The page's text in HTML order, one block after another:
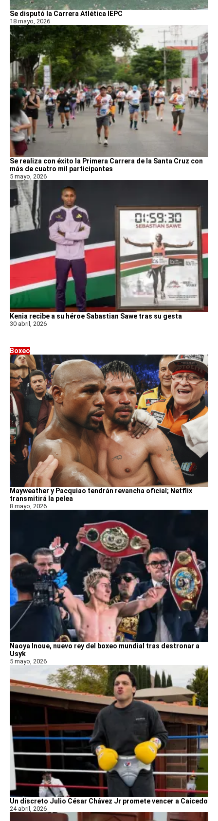
Se disputó la Carrera Atlética IEPC
18 mayo, 2026
Se realiza con éxito la Primera Carrera de la Santa Cruz con
más de cuatro mil participantes
5 mayo, 2026
Kenia recibe a su héroe Sabastian Sawe tras su gesta
30 abril, 2026
Boxeo
Mayweather y Pacquiao tendrán revancha oficial; Netflix
transmitirá la pelea
8 mayo, 2026
Naoya Inoue, nuevo rey del boxeo mundial tras destronar a
Usyk
5 mayo, 2026
Un discreto Julio César Chávez Jr promete vencer a Caicedo
24 abril, 2026